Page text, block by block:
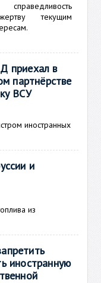
текущим
приехал в
партнёрстве
ВСУ
иностранных
и
из
иностранную